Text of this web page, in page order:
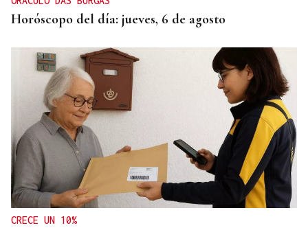
Horóscopo del día: jueves, 6 de agosto
CRECE UN 10%